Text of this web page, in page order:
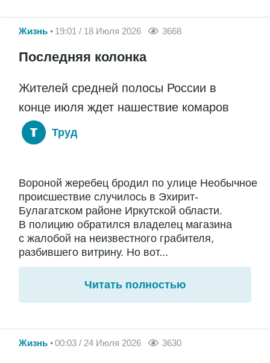
Жизнь 19:01 / 18 Июля 2026 3668
Последняя колонка
Жителей средней полосы России в
конце июля ждет нашествие комаров
Труд
Вороной жеребец бродил по улице Необычное
происшествие случилось в Эхирит-
Булагатском районе Иркутской области.
В полицию обратился владелец магазина
с жалобой на неизвестного грабителя,
разбившего витрину. Но вот...
Читать полностью
Жизнь 00:03 / 24 Июля 2026 3630